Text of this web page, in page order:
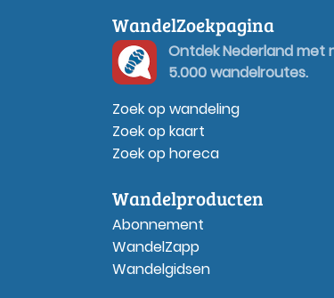
WandelZoekpagina
Ontdek Nederland met
5.000 wandelroutes.
Zoek op wandeling
Zoek op kaart
Zoek op horeca
Wandelproducten
Abonnement
WandelZapp
Wandelgidsen